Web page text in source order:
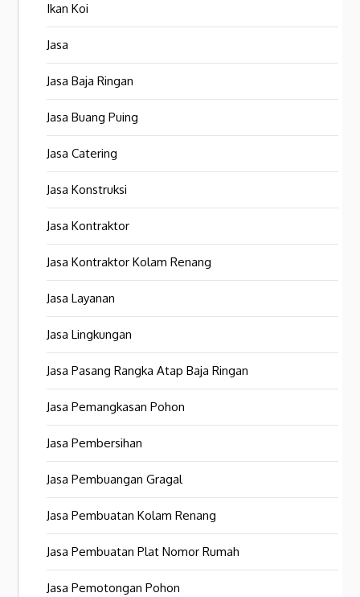
Ikan Koi
Jasa
Jasa Baja Ringan
Jasa Buang Puing
Jasa Catering
Jasa Konstruksi
Jasa Kontraktor
Jasa Kontraktor Kolam Renang
Jasa Layanan
Jasa Lingkungan
Jasa Pasang Rangka Atap Baja Ringan
Jasa Pemangkasan Pohon
Jasa Pembersihan
Jasa Pembuangan Gragal
Jasa Pembuatan Kolam Renang
Jasa Pembuatan Plat Nomor Rumah
Jasa Pemotongan Pohon